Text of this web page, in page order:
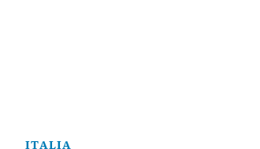
ITALIA